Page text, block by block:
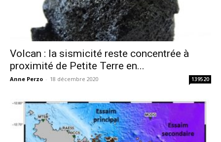
Volcan : la sismicité reste concentrée à
proximité de Petite Terre en...
Anne Perzo - 18 décembre 2020 139520